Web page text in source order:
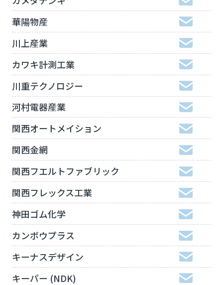
華陽物産
川上産業
カワキ計測工業
川重テクノロジー
河村電器産業
関西オートメイション
関西金網
関西フエルトファブリック
関西フレックス工業
神田ゴム化学
カンボウプラス
キーナスデザイン
キーパー (NDK)